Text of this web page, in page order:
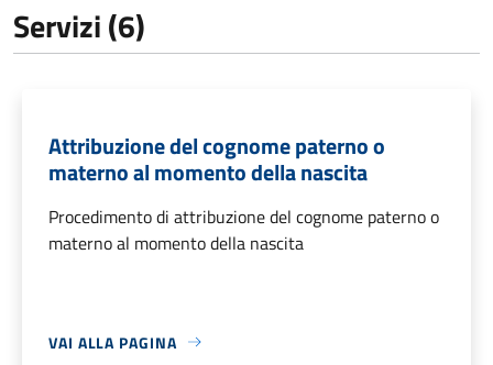
Servizi (6)
Attribuzione del cognome paterno o
materno al momento della nascita
Procedimento di attribuzione del cognome paterno o
materno al momento della nascita
VAI ALLA PAGINA